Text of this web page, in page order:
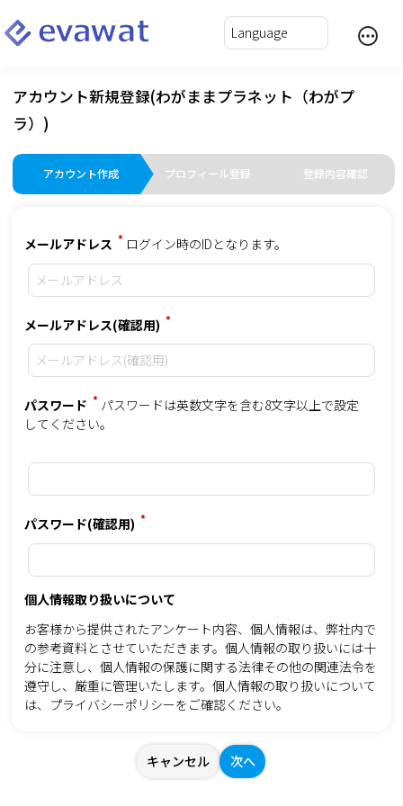
アカウント新規登録(わがままプラネット（わがプ
ラ）)
アカウント作成 プロフィール登録 登録内容確認
メールアドレス * ログイン時のIDとなります。
メールアドレス(確認用) *
パスワード * パスワードは英数文字を含む8文字以上で設定
してください。
パスワード(確認用) *
個人情報取り扱いについて
お客様から提供されたアンケート内容、個人情報は、弊社内で
の参考資料とさせていただきます。個人情報の取り扱いには十
分に注意し、個人情報の保護に関する法律その他の関連法令を
遵守し、厳重に管理いたします。個人情報の取り扱いについて
は、 プライバシーポリシーをご確認ください。